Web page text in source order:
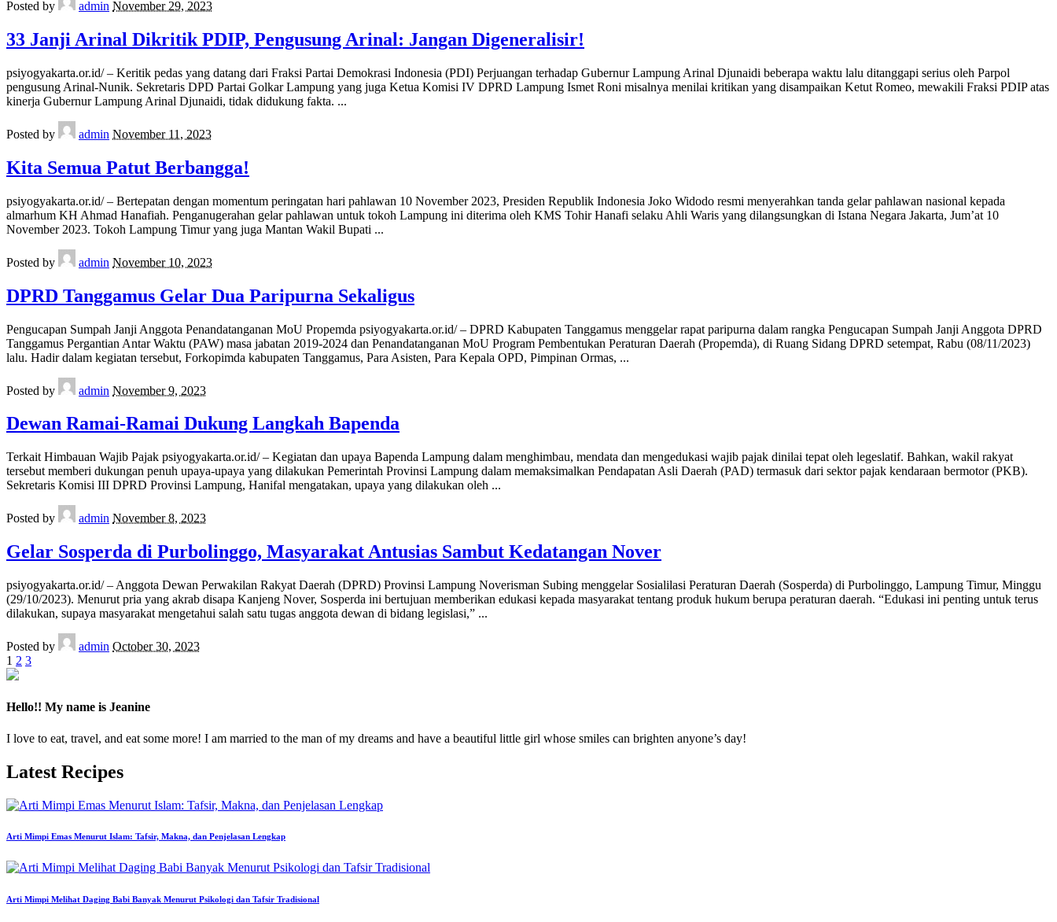
Posted by admin November 29, 2023
33 Janji Arinal Dikritik PDIP, Pengusung Arinal: Jangan Digeneralisir!
psiyogyakarta.or.id/ – Keritik pedas yang datang dari Fraksi Partai Demokrasi Indonesia (PDI) Perjuangan terhadap Gubernur Lampung Arinal Djunaidi beberapa waktu lalu ditanggapi serius oleh Parpol
pengusung Arinal-Nunik. Sekretaris DPD Partai Golkar Lampung yang juga Ketua Komisi IV DPRD Lampung Ismet Roni misalnya menilai kritikan yang disampaikan Ketut Romeo, mewakili Fraksi PDIP atas
kinerja Gubernur Lampung Arinal Djunaidi, tidak didukung fakta. ...
Posted by admin November 11, 2023
Kita Semua Patut Berbangga!
psiyogyakarta.or.id/ – Bertepatan dengan momentum peringatan hari pahlawan 10 November 2023, Presiden Republik Indonesia Joko Widodo resmi menyerahkan tanda gelar pahlawan nasional kepada
almarhum KH Ahmad Hanafiah. Penganugerahan gelar pahlawan untuk tokoh Lampung ini diterima oleh KMS Tohir Hanafi selaku Ahli Waris yang dilangsungkan di Istana Negara Jakarta, Jum’at 10
November 2023. Tokoh Lampung Timur yang juga Mantan Wakil Bupati ...
Posted by admin November 10, 2023
DPRD Tanggamus Gelar Dua Paripurna Sekaligus
Pengucapan Sumpah Janji Anggota Penandatanganan MoU Propemda psiyogyakarta.or.id/ – DPRD Kabupaten Tanggamus menggelar rapat paripurna dalam rangka Pengucapan Sumpah Janji Anggota DPRD
Tanggamus Pergantian Antar Waktu (PAW) masa jabatan 2019-2024 dan Penandatanganan MoU Program Pembentukan Peraturan Daerah (Propemda), di Ruang Sidang DPRD setempat, Rabu (08/11/2023)
lalu. Hadir dalam kegiatan tersebut, Forkopimda kabupaten Tanggamus, Para Asisten, Para Kepala OPD, Pimpinan Ormas, ...
Posted by admin November 9, 2023
Dewan Ramai-Ramai Dukung Langkah Bapenda
Terkait Himbauan Wajib Pajak psiyogyakarta.or.id/ – Kegiatan dan upaya Bapenda Lampung dalam menghimbau, mendata dan mengedukasi wajib pajak dinilai tepat oleh legeslatif. Bahkan, wakil rakyat
tersebut memberi dukungan penuh upaya-upaya yang dilakukan Pemerintah Provinsi Lampung dalam memaksimalkan Pendapatan Asli Daerah (PAD) termasuk dari sektor pajak kendaraan bermotor (PKB).
Sekretaris Komisi III DPRD Provinsi Lampung, Hanifal mengatakan, upaya yang dilakukan oleh ...
Posted by admin November 8, 2023
Gelar Sosperda di Purbolinggo, Masyarakat Antusias Sambut Kedatangan Nover
psiyogyakarta.or.id/ – Anggota Dewan Perwakilan Rakyat Daerah (DPRD) Provinsi Lampung Noverisman Subing menggelar Sosialilasi Peraturan Daerah (Sosperda) di Purbolinggo, Lampung Timur, Minggu
(29/10/2023). Menurut pria yang akrab disapa Kanjeng Nover, Sosperda ini bertujuan memberikan edukasi kepada masyarakat tentang produk hukum berupa peraturan daerah. “Edukasi ini penting untuk terus
dilakukan, supaya masyarakat mengetahui salah satu tugas anggota dewan di bidang legislasi,” ...
Posted by admin October 30, 2023
1 2 3
Hello!! My name is Jeanine
I love to eat, travel, and eat some more! I am married to the man of my dreams and have a beautiful little girl whose smiles can brighten anyone’s day!
Latest Recipes
Arti Mimpi Emas Menurut Islam: Tafsir, Makna, dan Penjelasan Lengkap
Arti Mimpi Melihat Daging Babi Banyak Menurut Psikologi dan Tafsir Tradisional